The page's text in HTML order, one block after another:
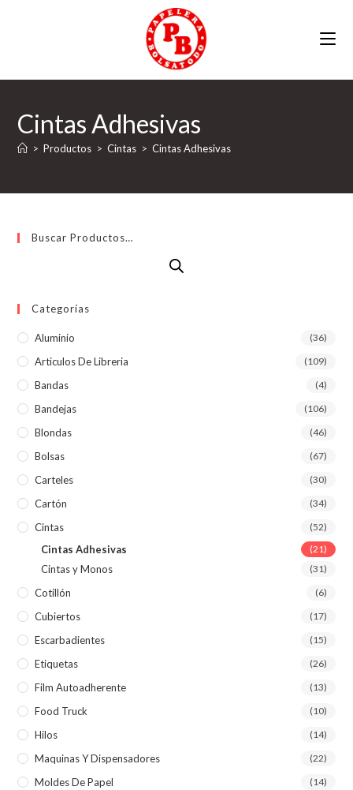
Cintas Adhesivas
> Productos > Cintas > Cintas Adhesivas
Buscar Productos…
Categorías
Aluminio (36)
Articulos De Libreria (109)
Bandas (4)
Bandejas (106)
Blondas (46)
Bolsas (67)
Carteles (30)
Cartón (34)
Cintas (52)
Cintas Adhesivas (21)
Cintas y Monos (31)
Cotillón (6)
Cubiertos (17)
Escarbadientes (15)
Etiquetas (26)
Film Autoadherente (13)
Food Truck (10)
Hilos (14)
Maquinas Y Dispensadores (22)
Moldes De Papel (14)